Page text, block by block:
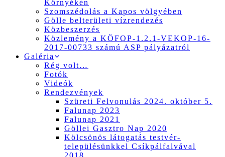
Környékén
Szomszédolás a Kapos völgyében
Gölle belterületi vízrendezés
Közbeszerzés
Közlemény a KÖFOP-1.2.1-VEKOP-16-
2017-00733 számú ASP pályázatról
Galéria
Rég volt…
Fotók
Videók
Rendezvények
Szüreti Felvonulás 2024. október 5.
Falunap 2023
Falunap 2021
Göllei Gasztro Nap 2020
Kölcsönös látogatás testvér-
településünkkel Csíkpálfalvával
2018